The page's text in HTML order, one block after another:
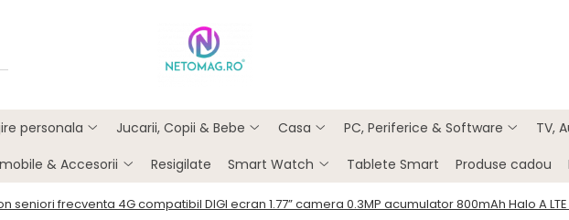
personala Jucarii, Copii & Bebe Casa PC, Periferice & Software
TV,
& Accesorii Resigilate Smart Watch Tablete Smart Produse cadou
seniori frecventa 4G compatibil DIGI ecran 1.77” camera 0.3MP acumulator 800mAh Halo A